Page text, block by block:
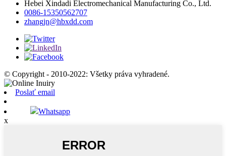
Hebei Xindadi Electromechanical Manufacturing Co., Ltd.
0086-15350562707
zhangjn@hbxdd.com
© Copyright - 2010-2022: Všetky práva vyhradené.
Poslať email
Whatsapp
x